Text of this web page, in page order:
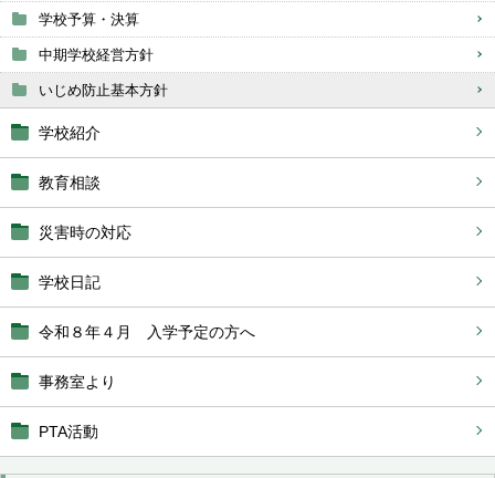
学校予算・決算
中期学校経営方針
いじめ防止基本方針
学校紹介
教育相談
災害時の対応
学校日記
令和８年４月 入学予定の方へ
事務室より
PTA活動